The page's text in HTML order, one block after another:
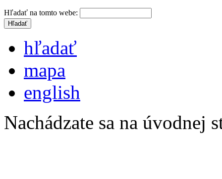
Hľadať na tomto webe:
hľadať
mapa
english
Nachádzate sa na úvodnej